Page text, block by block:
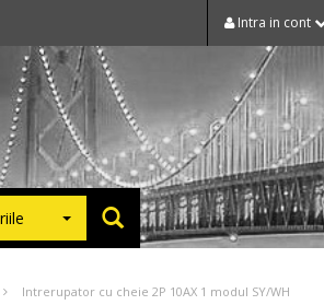
Intra in cont
Intrerupator cu cheie 2P 10AX 1 modul SY/WH